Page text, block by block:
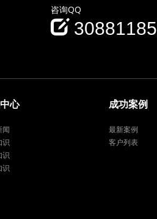
咨询QQ
30881185
心
闻
识
识
识
成功案例
最新案例
客户列表